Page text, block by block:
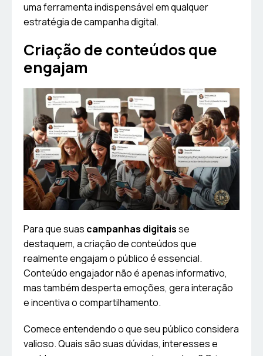
uma ferramenta indispensável em qualquer
estratégia de campanha digital.
Criação de conteúdos que
engajam
Para que suas campanhas digitaisse
destaquem, a criação de conteúdos que
realmente engajam o público é essencial.
Conteúdo engajador não é apenas informativo,
mas também desperta emoções, gera interação
e incentiva o compartilhamento.
Comece entendendo o que seu público considera
valioso. Quais são suas dúvidas, interesses e